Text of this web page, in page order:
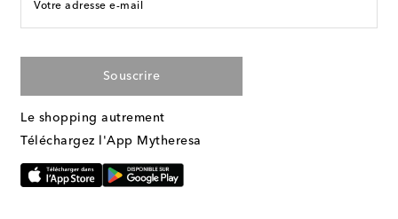
Votre adresse e-mail
Souscrire
Le shopping autrement
Téléchargez l'App Mytheresa